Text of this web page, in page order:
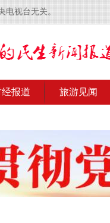
电视台无关。
经报道 旅游见闻